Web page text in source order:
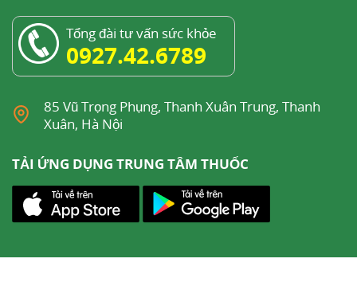
Tổng đài tư vấn sức khỏe
0927.42.6789
85 Vũ Trọng Phụng, Thanh Xuân Trung, Thanh
Xuân, Hà Nội
TẢI ỨNG DỤNG TRUNG TÂM THUỐC